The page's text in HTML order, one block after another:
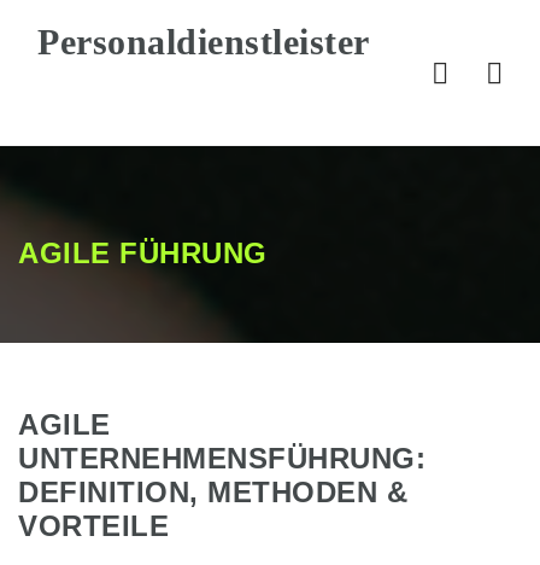
AGILE FÜHRUNG
AGILE
UNTERNEHMENSFÜHRUNG:
DEFINITION, METHODEN &
VORTEILE